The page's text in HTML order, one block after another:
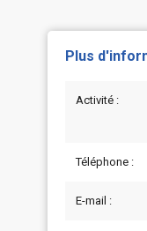
Plus
Activité :
Téléphone :
E-mail :